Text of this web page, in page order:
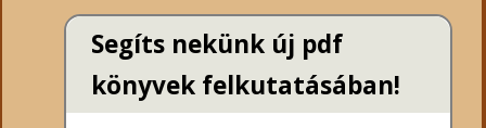
Segíts nekünk új pdf
könyvek felkutatásában!